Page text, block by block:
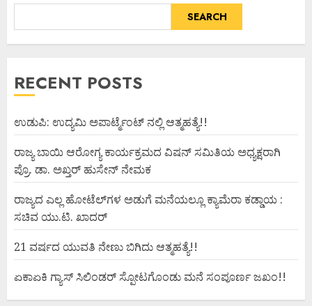
SEARCH
RECENT POSTS
ಉಡುಪಿ: ಉದ್ಯಮಿ ಅಪಾರ್ಟ್ಮೆಂಟ್ ನಲ್ಲಿ ಆತ್ಮಹತ್ಯೆ!!
ರಾಜ್ಯ ಬಾಯಿ ಆರೋಗ್ಯ ಕಾರ್ಯಕ್ರಮದ ವಿಷನ್ ಸಮಿತಿಯ ಅಧ್ಯಕ್ಷರಾಗಿ
ಪ್ರೊ. ಡಾ. ಅಖ್ತರ್ ಹುಸೇನ್ ನೇಮಕ
ರಾಜ್ಯದ ಎಲ್ಲ ಹೋಟೆಲ್‌ಗಳ ಅಡುಗೆ ಮನೆಯಲ್ಲೂ ಕ್ಯಾಮೆರಾ ಕಡ್ಡಾಯ :
ಸಚಿವ ಯು.ಟಿ. ಖಾದರ್
21 ವರ್ಷದ ಯುವತಿ ನೇಣು ಬಿಗಿದು ಆತ್ಮಹತ್ಯೆ!!
ಏಕಾಏಕಿ ಗ್ಯಾಸ್ ಸಿಲಿಂಡರ್ ಸ್ಪೋಟಗೊಂಡು ಮನೆ ಸಂಪೂರ್ಣ ಜಖಂ!!